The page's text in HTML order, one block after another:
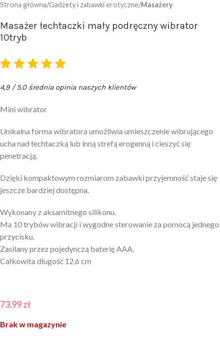
Strona główna Gadżety i zabawki erotyczne Masażery
Masażer łechtaczki mały podręczny wibrator
10tryb
4,9 / 5.0 średnia opinia naszych klientów
Mini wibrator
Unikalna forma wibratora umożliwia umieszczenie wibrującego
ucha nad łechtaczką lub inną strefą erogenną i cieszyć się
penetracją.
Dzięki kompaktowym rozmiarom zabawki przyjemność staje się
jeszcze bardziej dostępna.
Wykonany z aksamitnego silikonu.
Ma 10 trybów wibracji i wygodne sterowanie za pomocą jednego
przycisku.
Zasilany przez pojedynczą baterię AAA.
Całkowita długość 12,6 cm
73,99zł
Brak w magazynie